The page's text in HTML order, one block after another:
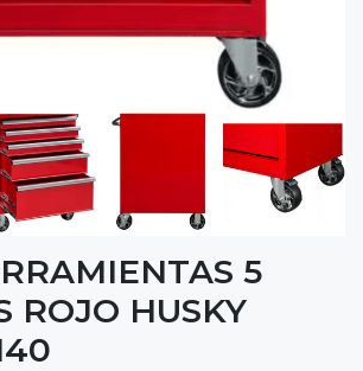
5
ROJO HUSKY